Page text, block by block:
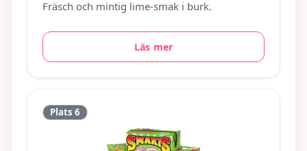
Fräsch och mintig lime-smak i burk.
Läs mer
Plats 6